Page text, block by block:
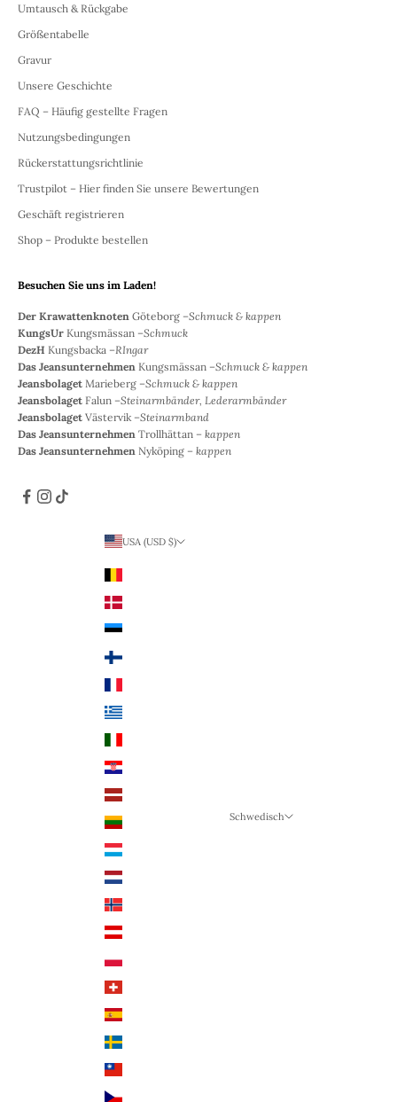
Umtausch & Rückgabe
Größentabelle
Gravur
Unsere Geschichte
FAQ – Häufig gestellte Fragen
Nutzungsbedingungen
Rückerstattungsrichtlinie
Trustpilot – Hier finden Sie unsere Bewertungen
Geschäft registrieren
Shop – Produkte bestellen
Besuchen Sie uns im Laden!
Der Krawattenknoten Göteborg –Schmuck & kappen
KungsUr Kungsmässan –Schmuck
DezH Kungsbacka –RIngar
Das Jeansunternehmen Kungsmässan –Schmuck & kappen
Jeansbolaget Marieberg –Schmuck & kappen
Jeansbolaget Falun –Steinarmbänder, Lederarmbänder
Jeansbolaget Västervik –Steinarmband
Das Jeansunternehmen Trollhättan – kappen
Das Jeansunternehmen Nyköping – kappen
USA (USD $)
Dänemark (DKK)
Estland (EUR €)
Finnland (EUR €)
Griechenland (EUR €)
Kroatien (EUR €)
Lettland (EUR €)
Litauen (EUR €)
Luxemburg (EUR €)
Niederlande (EUR €)
Norwegen (NOK)
Österreich (EUR €)
Polen (PLN)
Spanien (EUR €)
Schweden (SEK)
Tschechien (CZK Kč)
Schwedisch